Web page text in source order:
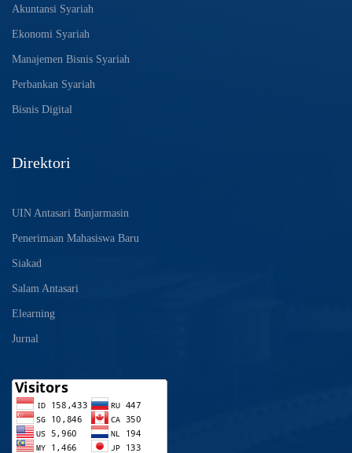
Akuntansi Syariah
Ekonomi Syariah
Manajemen Bisnis Syariah
Perbankan Syariah
Bisnis Digital
Direktori
UIN Antasari Banjarmasin
Penerimaan Mahasiswa Baru
Siakad
Salam Antasari
Elearning
Jurnal